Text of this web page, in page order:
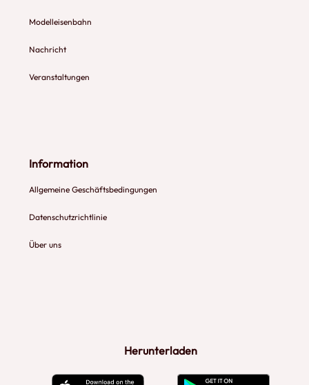
Modelleisenbahn
Nachricht
Veranstaltungen
Information
Allgemeine Geschäftsbedingungen
Datenschutzrichtlinie
Über uns
Herunterladen